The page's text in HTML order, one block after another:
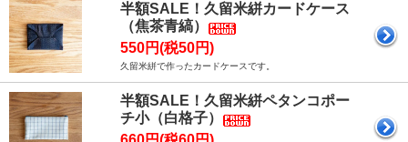
半額SALE！久留米絣カードケース
（焦茶青縞）
550円(税50円)
久留米絣で作ったカードケースです。
半額SALE！久留米絣ペタンコポー
チ小（白格子）